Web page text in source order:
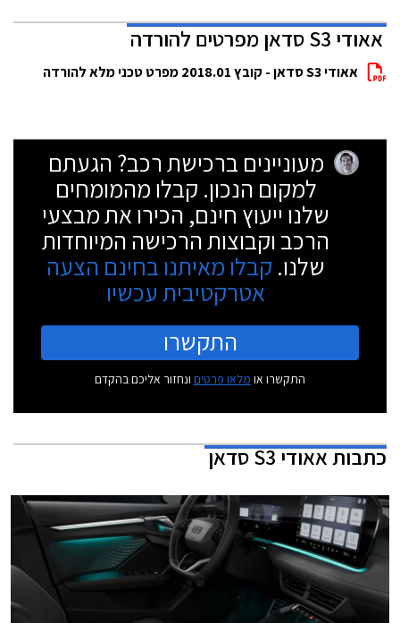
אאודי S3 סדאן מפרטים להורדה
אאודי S3 סדאן - קובץ 2018.01 מפרט טכני מלא להורדה
מעוניינים ברכישת רכב? הגעתם
למקום הנכון. קבלו מהמומחים
שלנו ייעוץ חינם, הכירו את מבצעי
הרכב וקבוצות הרכישה המיוחדות
שלנו. קבלו מאיתנו בחינם הצעה
אטרקטיבית עכשיו
התקשרו
התקשרו או מלאו פרטים ונחזור אליכם בהקדם
כתבותאאודי S3 סדאן